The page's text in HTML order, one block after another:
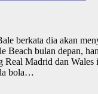
berkata dia akan
Beach bulan depan,
Real Madrid dan Wales
bola…